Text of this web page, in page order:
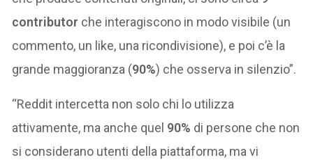
contributor che interagiscono in modo visibile (un
commento, un like, una ricondivisione), e poi c’è la
grande maggioranza (90%) che osserva in silenzio”.
“Reddit intercetta non solo chi lo utilizza
attivamente, ma anche quel 90% di persone che non
si considerano utenti della piattaforma, ma vi